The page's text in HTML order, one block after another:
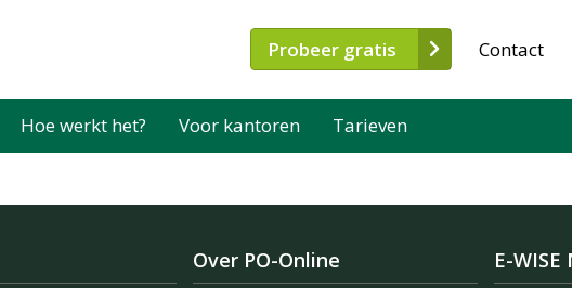
Probeer gratis Contact
Hoe werkt het? Voor kantoren Tarieven
Over PO-Online E-